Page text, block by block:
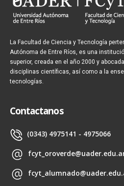
La Facultad de Ciencia y Tecnología
Autónoma de Entre Ríos, es una
superior, creada en el año 2000 y
disciplinas científicas, así como a la
tecnologías.
Contactanos
(0343) 4975141 - 4975066